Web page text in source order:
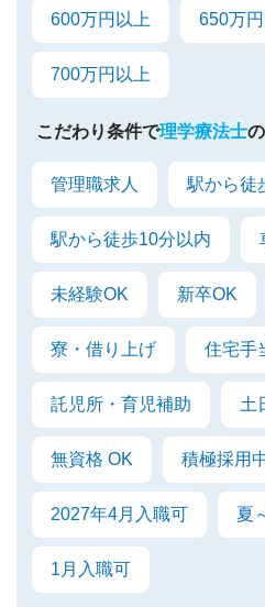
600万円以上 650万
700万円以上
こだわり条件で理学療法士
管理職求人 駅から徒
駅から徒歩10分以内
未経験OK 新卒OK
寮・借り上げ 住宅手
託児所・育児補助 土
無資格 OK 積極採用
2027年4月入職可 夏
1月入職可